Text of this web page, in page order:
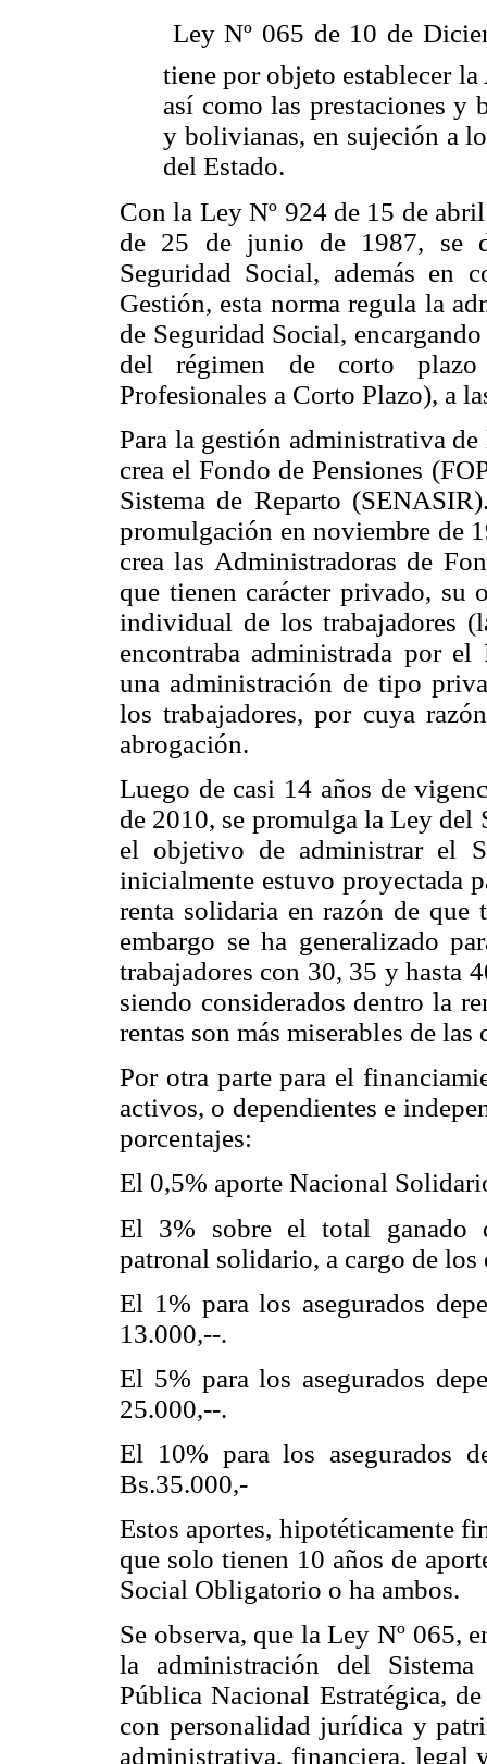
 Ley Nº 065 de 10 de
tiene por objeto establecer
así como las prestaciones y
y bolivianas, en sujeción a
del Estado.
Con la Ley Nº 924 de 15 de
de 25 de junio de 1987, se
Seguridad Social, además en
Gestión, esta norma regula la
de Seguridad Social,
del régimen de corto plazo
Profesionales a Corto Plazo), a
Para la gestión administrativa
crea el Fondo de Pensiones
Sistema de Reparto
promulgación en noviembre de
crea las Administradoras de
que tienen carácter privado, su
individual de los trabajadores
encontraba administrada por el
una administración de tipo
los trabajadores, por cuya
abrogación.
Luego de casi 14 años de
de 2010, se promulga la Ley del
el objetivo de administrar el
inicialmente estuvo proyectada
renta solidaria en razón de que
embargo se ha generalizado
trabajadores con 30, 35 y hasta
siendo considerados dentro la
rentas son más miserables de
Por otra parte para el
activos, o dependientes e
porcentajes:
El 0,5% aporte Nacional
El 3% sobre el total ganado
patronal solidario, a cargo de los
El 1% para los asegurados
13.000,--.
El 5% para los asegurados
25.000,--.
El 10% para los asegurados
Bs.35.000,-
Estos aportes, hipotéticamente
que solo tienen 10 años de
Social Obligatorio o ha ambos.
Se observa, que la Ley Nº 065,
la administración del
Pública Nacional Estratégica,
con personalidad jurídica y
administrativa, financiera, legal